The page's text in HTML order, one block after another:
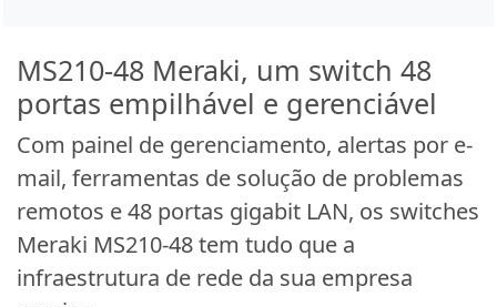
MS210-48 Meraki, um switch 48
portas empilhável e gerenciável
Com painel de gerenciamento, alertas por e-
mail, ferramentas de solução de problemas
remotos e 48 portas gigabit LAN, os switches
Meraki MS210-48 tem tudo que a
infraestrutura de rede da sua empresa